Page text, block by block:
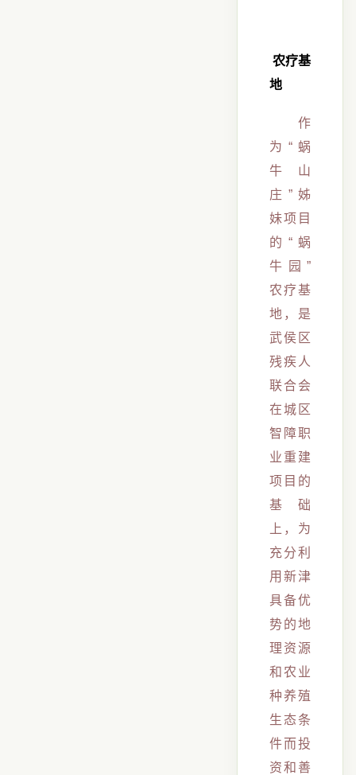
农疗基
地
作
为“蜗
牛山
庄”姊
妹项目
的“蜗
牛园”
农疗基
地，是
武侯区
残疾人
联合会
在城区
智障职
业重建
项目的
基础
上，为
充分利
用新津
具备优
势的地
理资源
和农业
种养殖
生态条
件而投
资和善